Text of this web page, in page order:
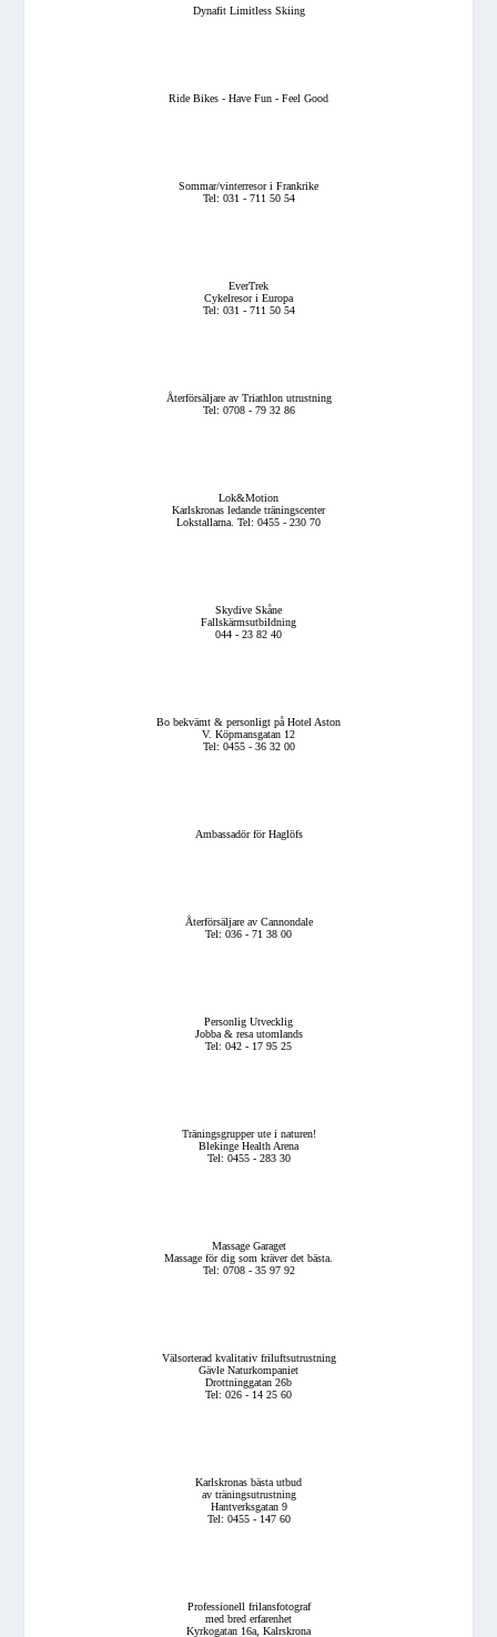
Dynafit Limitless Skiing
Ride Bikes - Have Fun - Feel Good
Sommar/vinterresor i Frankrike
Tel: 031 - 711 50 54
EverTrek
Cykelresor i Europa
Tel: 031 - 711 50 54
Återförsäljare av Triathlon utrustning
Tel: 0708 - 79 32 86
Lok&Motion
Karlskronas ledande träningscenter
Lokstallarna. Tel: 0455 - 230 70
Skydive Skåne
Fallskärmsutbildning
044 - 23 82 40
Bo bekvämt & personligt på Hotel Aston
V. Köpmansgatan 12
Tel: 0455 - 36 32 00
Ambassadör för Haglöfs
Återförsäljare av Cannondale
Tel: 036 - 71 38 00
Personlig Utvecklig
Jobba & resa utomlands
Tel: 042 - 17 95 25
Träningsgrupper ute i naturen!
Blekinge Health Arena
Tel: 0455 - 283 30
Massage Garaget
Massage för dig som kräver det bästa.
Tel: 0708 - 35 97 92
Välsorterad kvalitativ friluftsutrustning
Gävle Naturkompaniet
Drottninggatan 26b
Tel: 026 - 14 25 60
Karlskronas bästa utbud
av träningsutrustning
Hantverksgatan 9
Tel: 0455 - 147 60
Professionell frilansfotograf
med bred erfarenhet
Kyrkogatan 16a, Kalrskrona